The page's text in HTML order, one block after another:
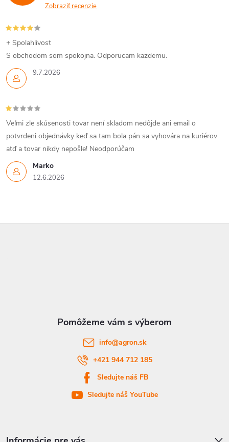
Zobraziť recenzie
9.7.2026
+ Spolahlivost
S obchodom som spokojna. Odporucam kazdemu.
Marko
12.6.2026
Veľmi zle skúsenosti tovar není skladom nedôjde ani email o
potvrdeni objednávky keď sa tam bola pán sa vyhovára na kuriérov
atď a tovar nikdy nepošle! Neodporúčam
info@agron.sk
+421 944 712 185
Sledujte náš FB
Sledujte náš YouTube